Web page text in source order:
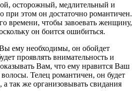
осторожный, медлительный и
при этом он достаточно романтичен.
времени, чтобы завоевать женщину,
он боится ошибиться.
ему необходимы, он обойдет
проявлять внимательность и
Вам, что ему нравится Ваш
Телец романтичен, он будет
так же организовывать свидания